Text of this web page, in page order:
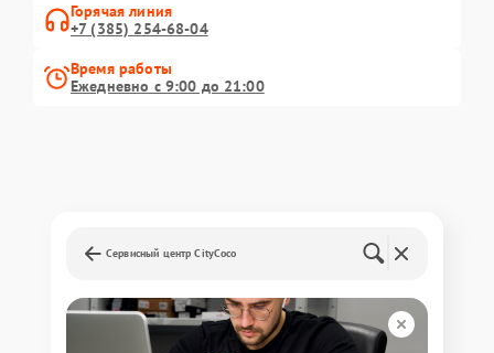
Горячая линия
+7 (385) 254-68-04
Время работы
Ежедневно с 9:00 до 21:00
Сервисный центр CityCoco